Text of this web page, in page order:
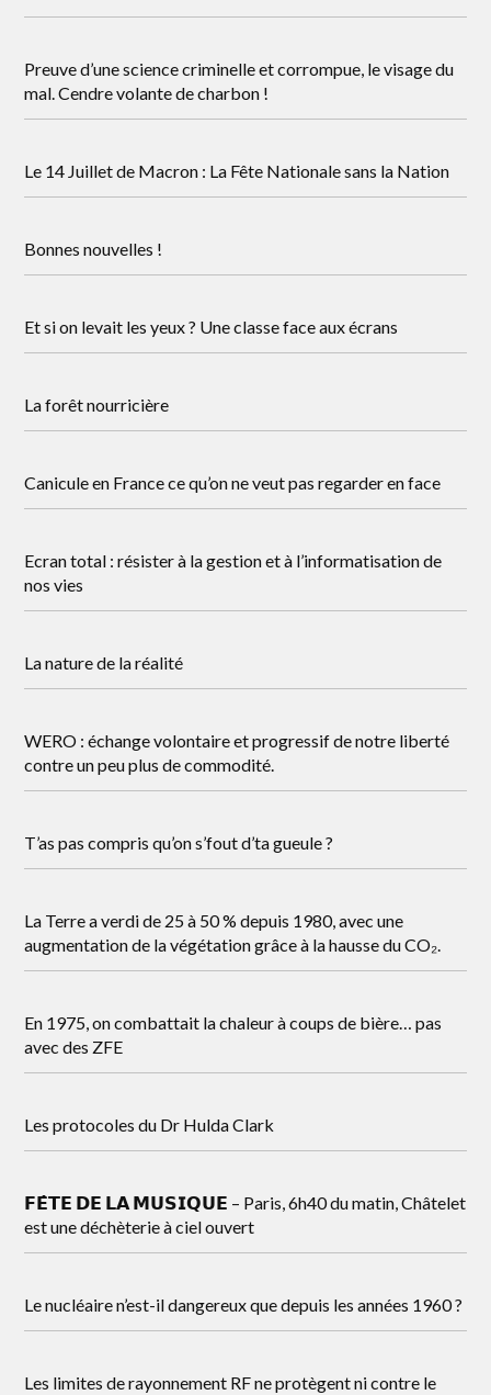
Preuve d’une science criminelle et corrompue, le visage du
mal. Cendre volante de charbon !
Le 14 Juillet de Macron : La Fête Nationale sans la Nation
Bonnes nouvelles !
Et si on levait les yeux ? Une classe face aux écrans
La forêt nourricière
Canicule en France ce qu’on ne veut pas regarder en face
Ecran total : résister à la gestion et à l’informatisation de
nos vies
La nature de la réalité
WERO : échange volontaire et progressif de notre liberté
contre un peu plus de commodité.
T’as pas compris qu’on s’fout d’ta gueule ?
La Terre a verdi de 25 à 50 % depuis 1980, avec une
augmentation de la végétation grâce à la hausse du CO₂.
En 1975, on combattait la chaleur à coups de bière… pas
avec des ZFE
Les protocoles du Dr Hulda Clark
𝗙𝗘̂𝗧𝗘 𝗗𝗘 𝗟𝗔 𝗠𝗨𝗦𝗜𝗤𝗨𝗘 – Paris, 6h40 du matin, Châtelet
est une déchèterie à ciel ouvert
Le nucléaire n’est-il dangereux que depuis les années 1960 ?
Les limites de rayonnement RF ne protègent ni contre le